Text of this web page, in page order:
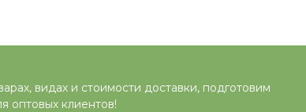
видах и стоимости доставки, подготовим
оптовых клиентов!